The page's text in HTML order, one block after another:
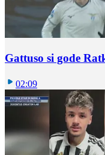
Gattuso si gode
02:09